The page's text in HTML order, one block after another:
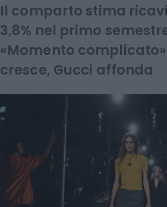
Il comparto stima
3,8% nel primo
«Momento
cresce, Gucci affonda